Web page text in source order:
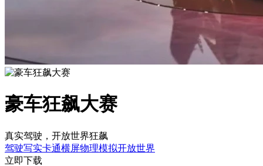
豪车狂飙大赛
真实驾驶，开放世界狂飙
驾驶写实卡通横屏物理模拟开放世界
立即下载